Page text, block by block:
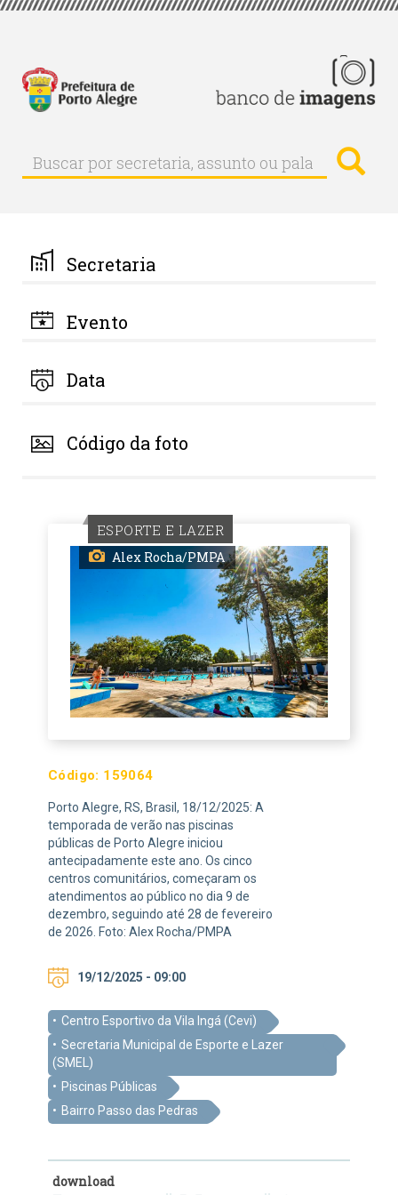
Pular
principal
Buscar
Buscar
por
palavra-
chave
Secretaria
Evento
Data
Código da foto
ESPORTE E LAZER
Alex Rocha/PMPA
Código: 159064
Porto Alegre, RS, Brasil, 18/12/2025: A
temporada de verão nas piscinas
públicas de Porto Alegre iniciou
antecipadamente este ano. Os cinco
centros comunitários, começaram os
atendimentos ao público no dia 9 de
dezembro, seguindo até 28 de fevereiro
de 2026. Foto: Alex Rocha/PMPA
19/12/2025 - 09:00
Centro Esportivo da Vila Ingá (Cevi)
Secretaria Municipal de Esporte e Lazer
(SMEL)
Piscinas Públicas
Bairro Passo das Pedras
download